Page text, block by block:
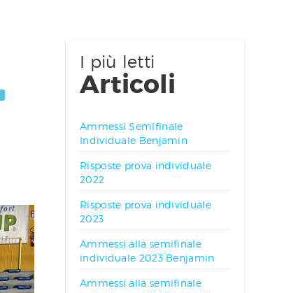
I più letti
Articoli
Ammessi Semifinale
Individuale Benjamin
Risposte prova individuale
2022
Risposte prova individuale
2023
Ammessi alla semifinale
individuale 2023 Benjamin
Ammessi alla semifinale